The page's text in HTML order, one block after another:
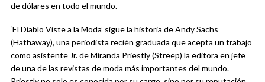
de dólares en todo el mundo.
‘El Diablo Viste a la Moda’ sigue la historia de Andy Sachs
(Hathaway), una periodista recién graduada que acepta un trabajo
como asistente Jr. de Miranda Priestly (Streep) la editora en jefe
de una de las revistas de moda más importantes del mundo.